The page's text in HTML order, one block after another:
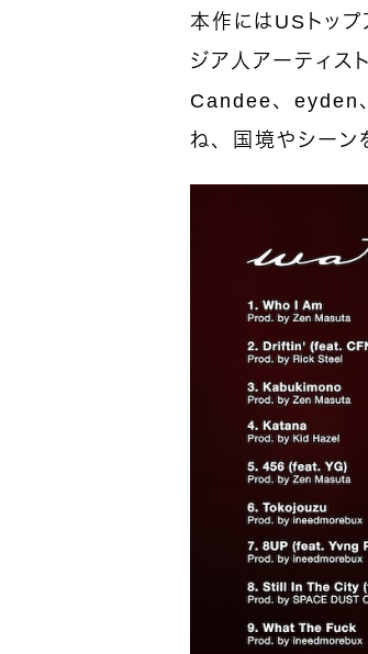
本作にはUSトッ
ジア人アーティス
Candee、eyden
ね、国境やシーン